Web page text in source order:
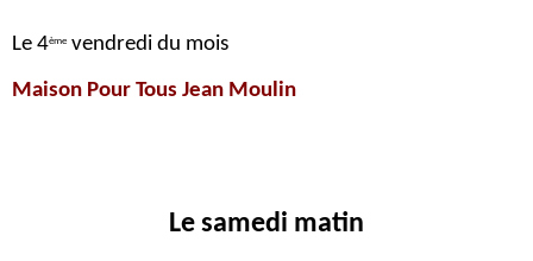
Le 4ème vendredi du mois
Maison Pour Tous Jean Moulin
Le samedi matin